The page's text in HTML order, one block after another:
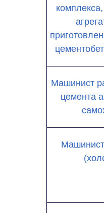
Машинист
цемента